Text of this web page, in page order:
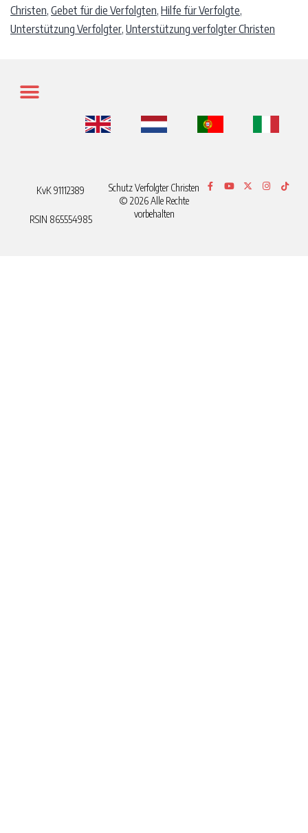
Christen, Gebet für die Verfolgten, Hilfe für Verfolgte,
Unterstützung Verfolgter, Unterstützung verfolgter Christen
KvK 91112389
RSIN 865554985
Schutz Verfolgter Christen
© 2026 Alle Rechte
vorbehalten